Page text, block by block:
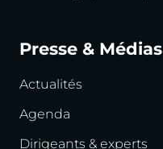
Presse & Médias
Actualités
Agenda
Dirigeants & experts